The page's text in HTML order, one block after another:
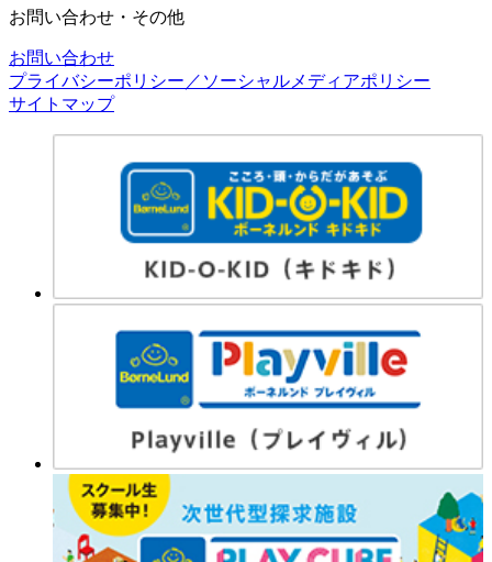
お問い合わせ・その他
お問い合わせ
プライバシーポリシー／ソーシャルメディアポリシー
サイトマップ